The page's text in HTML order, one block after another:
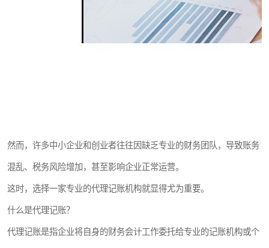
然而，许多中小企业和创业者往往因缺乏专业的财务团队，导致账务
混乱、税务风险增加，甚至影响企业正常运营。
这时，选择一家专业的代理记账机构就显得尤为重要。
什么是代理记账？
代理记账是指企业将自身的财务会计工作委托给专业的记账机构或个